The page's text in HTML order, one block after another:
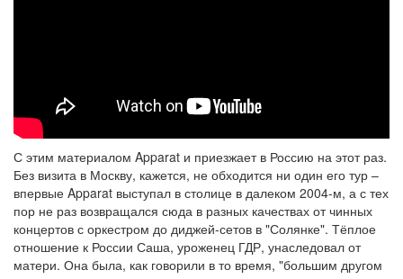
С этим материалом Apparat и приезжает в Россию на этот раз.
Без визита в Москву, кажется, не обходится ни один его тур –
впервые Apparat выступал в столице в далеком 2004-м, а с тех
пор не раз возвращался сюда в разных качествах от чинных
концертов с оркестром до диджей-сетов в "Солянке". Тёплое
отношение к России Саша, уроженец ГДР, унаследовал от
матери. Она была, как говорили в то время, "большим другом